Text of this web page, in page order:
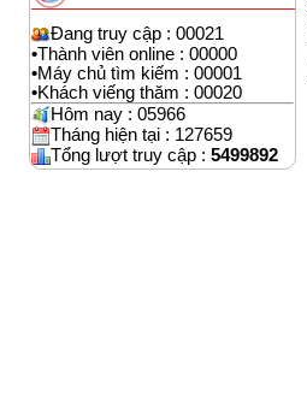
Đang truy cập : 00021
•Thành viên online : 00000
•Máy chủ tìm kiếm : 00001
•Khách viếng thăm : 00020
Hôm nay : 05966
Tháng hiện tại : 127659
Tổng lượt truy cập : 5499892